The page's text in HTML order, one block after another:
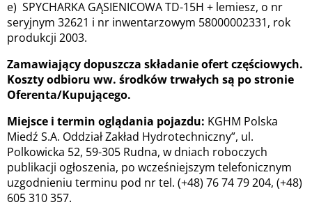
e) SPYCHARKA GĄSIENICOWA TD-15H + lemiesz, o nr
seryjnym 32621 i nr inwentarzowym 58000002331, rok
produkcji 2003.
Zamawiający dopuszcza składanie ofert częściowych.
Koszty odbioru ww. środków trwałych są po stronie
Oferenta/Kupującego.
Miejsce i termin oglądania pojazdu: KGHM Polska
Miedź S.A. Oddział Zakład Hydrotechniczny”, ul.
Polkowicka 52, 59-305 Rudna, w dniach roboczych
publikacji ogłoszenia, po wcześniejszym telefonicznym
uzgodnieniu terminu pod nr tel. (+48) 76 74 79 204, (+48)
605 310 357.